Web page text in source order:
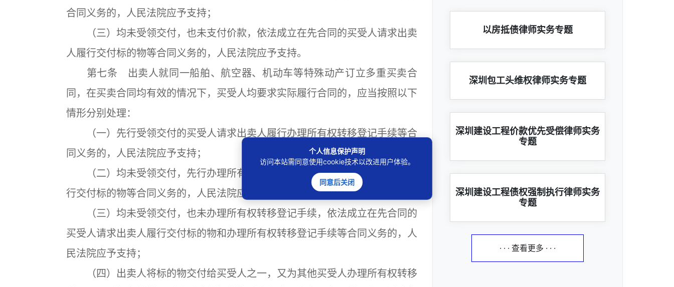
合同义务的，人民法院应予支持；
（三）均未受领交付，也未支付价款，依法成立在先合同的买受人请求出卖
人履行交付标的物等合同义务的，人民法院应予支持。
第七条 出卖人就同一船舶、航空器、机动车等特殊动产订立多重买卖合
同，在买卖合同均有效的情况下，买受人均要求实际履行合同的，应当按照以下
情形分别处理：
（一）先行受领交付的买受人请求出卖人履行办理所有权转移登记手续等合
同义务的，人民法院应予支持；
（二）均未受领交付，先行办理所有权转移登记手续的买受人请求出卖人履
行交付标的物等合同义务的，人民法院应予支持；
（三）均未受领交付，也未办理所有权转移登记手续，依法成立在先合同的
买受人请求出卖人履行交付标的物和办理所有权转移登记手续等合同义务的，人
民法院应予支持；
（四）出卖人将标的物交付给买受人之一，又为其他买受人办理所有权转移
以房抵债律师实务专题
深圳包工头维权律师实务专题
深圳建设工程价款优先受偿律师实务
专题
深圳建设工程债权强制执行律师实务
专题
· · · 查看更多 · · ·
个人信息保护声明
访问本站需同意使用cookie技术以改进用户体验。
同意后关闭